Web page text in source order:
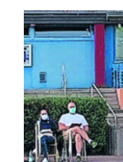
Zeige
grösseres
Bild